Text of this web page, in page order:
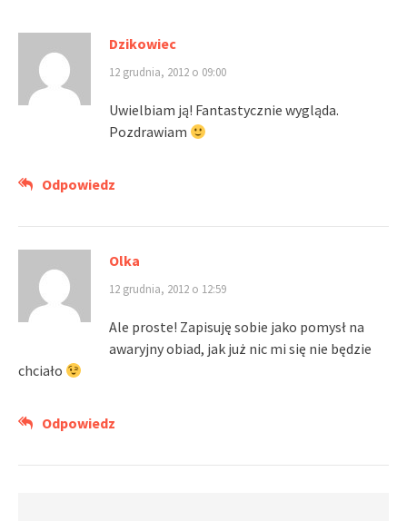
Dzikowiec
12 grudnia, 2012 o 09:00
Uwielbiam ją! Fantastycznie wygląda.
Pozdrawiam
Odpowiedz
Olka
12 grudnia, 2012 o 12:59
Ale proste! Zapisuję sobie jako pomysł na
awaryjny obiad, jak już nic mi się nie będzie
chciało
Odpowiedz